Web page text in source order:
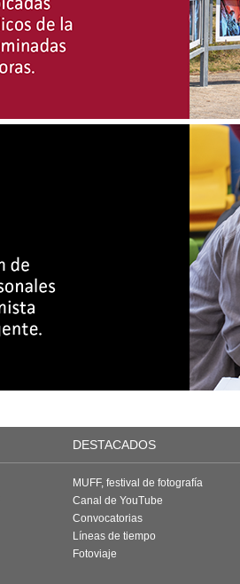
DESTACADOS
MUFF, festival de fotografía
Canal de YouTube
Convocatorias
Líneas de tiempo
Fotoviaje